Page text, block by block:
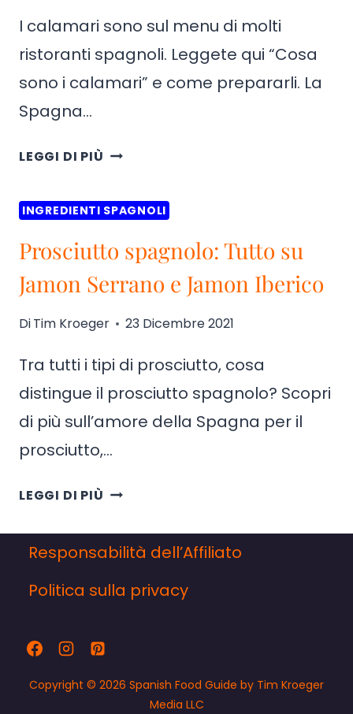
I calamari sono sul menu di molti
ristoranti spagnoli. Leggete qui “Cosa
sono i calamari” e come prepararli. La
Spagna…
LEGGI DI PIÙ COS’È
INGREDIENTI SPAGNOLI
Prosciutto spagnolo: Tutto su
Jamon Serrano e Jamon Iberico
DiTim Kroeger 23 Dicembre 2021
Tra tutti i tipi di prosciutto, cosa
distingue il prosciutto spagnolo? Scopri
di più sull’amore della Spagna per il
prosciutto,…
LEGGI DI PIÙ PROSCIUTTO
TUTTO
SU
SERRANO
JAMON
Responsabilità dell’Affiliato
Politica sulla privacy
Copyright © 2026 Spanish Food Guide by Tim Kroeger
Media LLC